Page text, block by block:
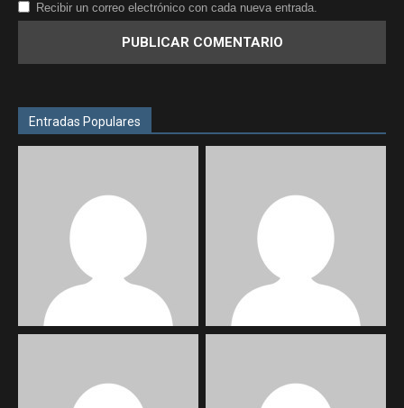
Recibir un correo electrónico con cada nueva entrada.
Entradas Populares